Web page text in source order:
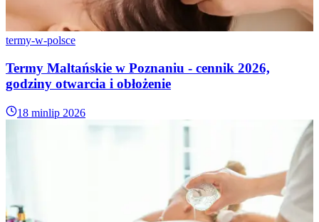
termy-w-polsce
Termy Maltańskie w Poznaniu - cennik 2026,
godziny otwarcia i obłożenie
18 minlip 2026